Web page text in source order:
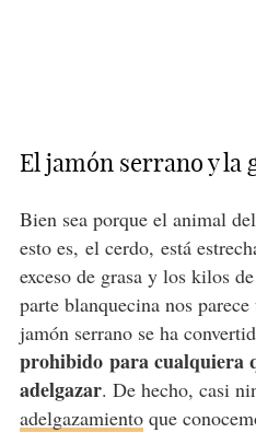
El jamón serrano y la
Bien sea porque el animal
esto es, el cerdo, está
exceso de grasa y los kilos
parte blanquecina nos
jamón serrano se ha
prohibido para cualquiera
adelgazar. De hecho, casi
adelgazamientoque